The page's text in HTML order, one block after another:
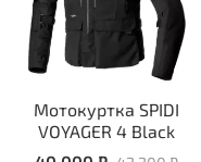
Мотокуртка SPIDI
VOYAGER 4 Black